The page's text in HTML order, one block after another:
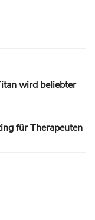
wird beliebter
für Therapeuten